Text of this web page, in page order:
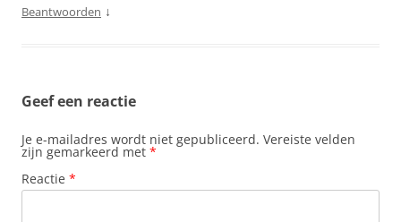
Beantwoorden ↓
Geef een reactie
Je e-mailadres wordt niet gepubliceerd. Vereiste velden
zijn gemarkeerd met *
Reactie *